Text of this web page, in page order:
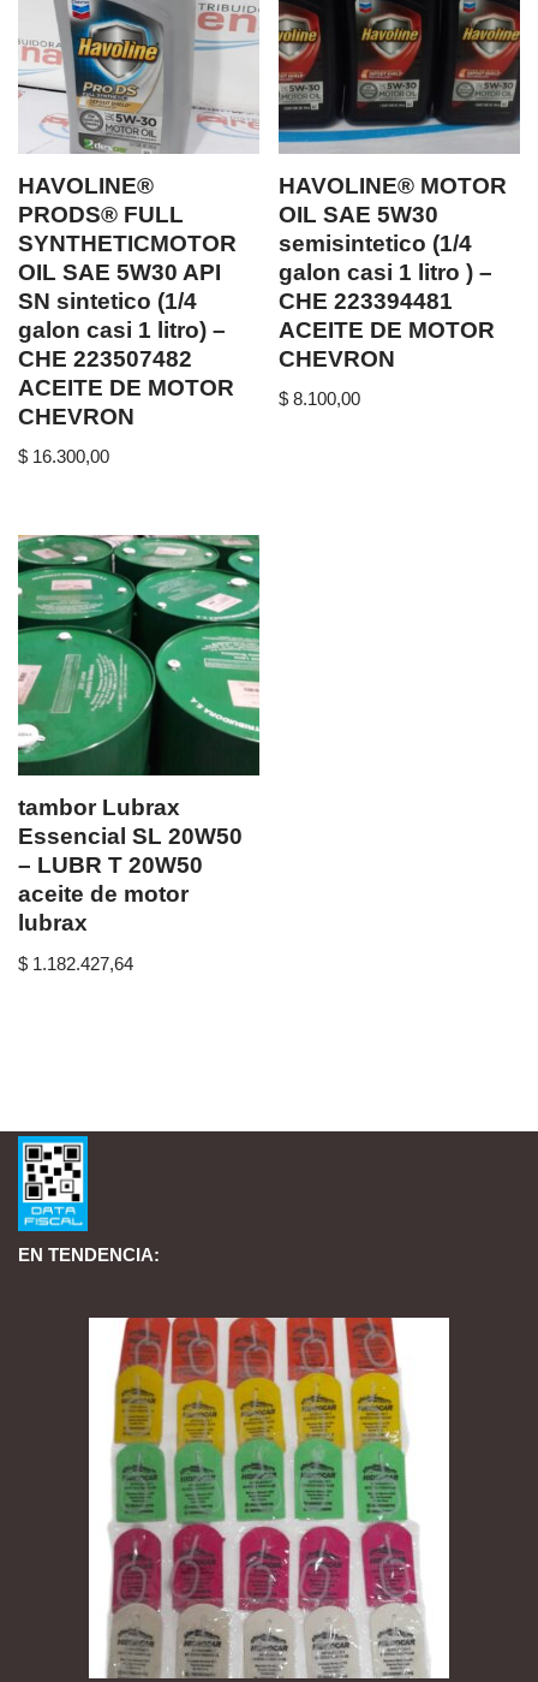
HAVOLINE®
PRODS® FULL
SYNTHETICMOTOR
OIL SAE 5W30 API
SN sintetico (1/4
galon casi 1 litro) –
CHE 223507482
ACEITE DE MOTOR
CHEVRON
$ 16.300,00
HAVOLINE® MOTOR
OIL SAE 5W30
semisintetico (1/4
galon casi 1 litro ) –
CHE 223394481
ACEITE DE MOTOR
CHEVRON
$ 8.100,00
tambor Lubrax
Essencial SL 20W50
– LUBR T 20W50
aceite de motor
lubrax
$ 1.182.427,64
EN TENDENCIA: